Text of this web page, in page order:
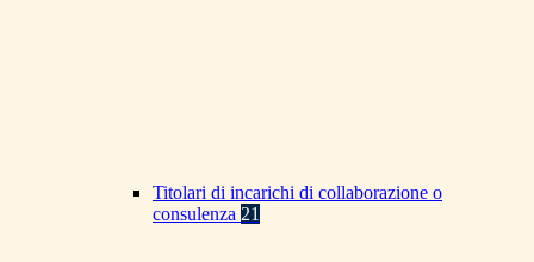
Titolari di incarichi di collaborazione o
consulenza 21